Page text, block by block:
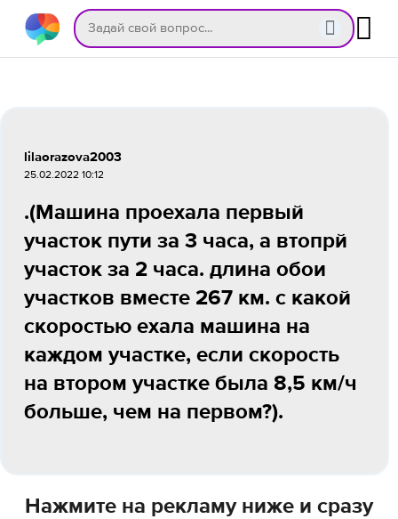
lilaorazova2003
25.02.2022 10:12
.(Машина проехала первый
участок пути за 3 часа, а втопрй
участок за 2 часа. длина обои
участков вместе 267 км. с какой
скоростью ехала машина на
каждом участке, если скорость
на втором участке была 8,5 км/ч
больше, чем на первом?).
Нажмите на рекламу ниже и сразу